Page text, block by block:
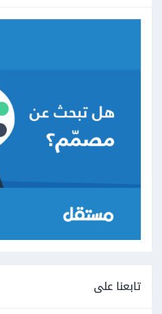
تابعنا على